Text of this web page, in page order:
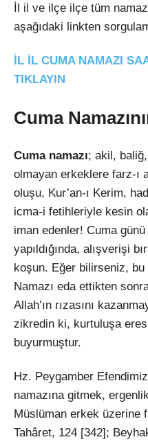
İl il ve ilçe ilçe tüm
aşağıdaki linkten
İL İL CUMA NAMAZI
TIKLAYIN
Cuma
Cuma namazı; akil,
olmayan erkeklere farz-ı
oluşu, Kur’an-ı Kerim,
icma-i fetihleriyle kesin
iman edenler! Cuma
yapıldığında, alışverişi
koşun. Eğer bilirseniz, bu
Namazı eda ettikten
Allah’ın rızasını
zikredin ki, kurtuluşa
buyurmuştur.
Hz. Peygamber
namazına gitmek,
Müslüman erkek üzerine
Tahâret, 124 [342];